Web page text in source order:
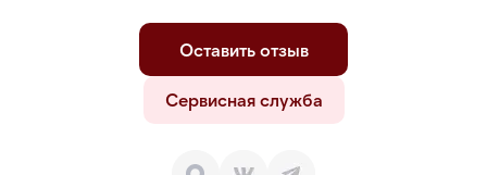
Оставить отзыв
Сервисная служба